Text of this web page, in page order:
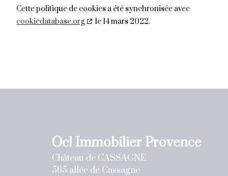
Cette politique de cookies a été synchronisée avec
cookiedatabase.org
le 14 mars 2022.
Ocl Immobilier Provence
Château de CASSAGNE
565 allée de Cassagne